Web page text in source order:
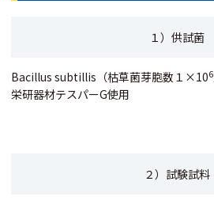
１）供試菌
Bacillus subtillis（枯草菌芽胞数１×106
栄研器材テスパーG使用
２）試験試料